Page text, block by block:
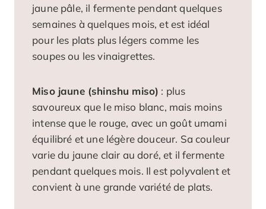
jaune pâle, il fermente pendant quelques
semaines à quelques mois, et est idéal
pour les plats plus légers comme les
soupes ou les vinaigrettes.
Miso jaune (shinshu miso) : plus
savoureux que le miso blanc, mais moins
intense que le rouge, avec un goût umami
équilibré et une légère douceur. Sa couleur
varie du jaune clair au doré, et il fermente
pendant quelques mois. Il est polyvalent et
convient à une grande variété de plats.